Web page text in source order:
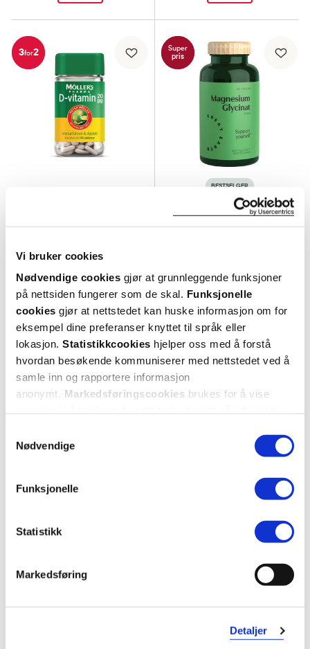
Vi bruker cookies
Nødvendige cookies gjør at grunnleggende funksjoner
på nettsiden fungerer som de skal. Funksjonelle
cookies gjør at nettstedet kan huske informasjon om for
eksempel dine preferanser knyttet til språk eller
lokasjon. Statistikkcookies hjelper oss med å forstå
hvordan besøkende kommuniserer med nettstedet ved å
samle inn og rapportere informasjon
anonymt. Markedsføringscookies brukes for å vise
Nødvendige
Funksjonelle
Statistikk
Markedsføring
Detaljer
3for2
Kjøp
Super
pris
BESTSELGER
Great Earth
Kjøp
BESTSELGER
80+40 kapsler
179,-
3
120 stk.